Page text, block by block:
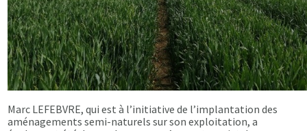
Marc LEFEBVRE, qui est à l’initiative de l’implantation des
aménagements semi-naturels sur son exploitation, a